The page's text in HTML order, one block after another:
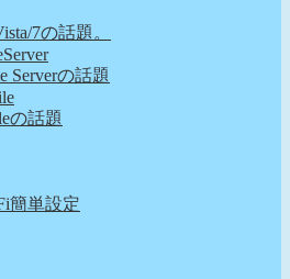
7の話題。
Serverの話題
の話題
簡単設定